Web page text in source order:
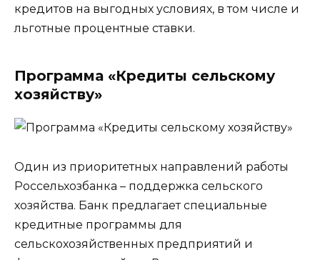
кредитов на выгодных условиях, в том числе и
льготные процентные ставки.
Программа «Кредиты сельскому
хозяйству»
Один из приоритетных направлений работы
Россельхозбанка – поддержка сельского
хозяйства. Банк предлагает специальные
кредитные программы для
сельскохозяйственных предприятий и